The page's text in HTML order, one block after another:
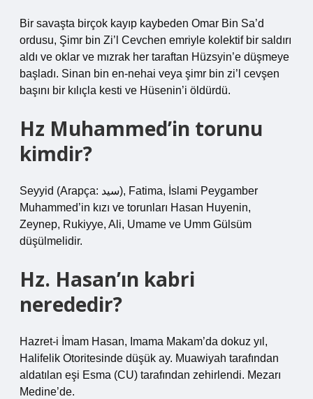
Bir savaşta birçok kayıp kaybeden Omar Bin Sa’d
ordusu, Şimr bin Zi’l Cevchen emriyle kolektif bir saldırı
aldı ve oklar ve mızrak her taraftan Hüzsyin’e düşmeye
başladı. Sinan bin en-nehai veya şimr bin zi’l cevşen
başını bir kılıçla kesti ve Hüsenin’i öldürdü.
Hz Muhammed’in torunu
kimdir?
Seyyid (Arapça: سيد), Fatima, İslami Peygamber
Muhammed’in kızı ve torunları Hasan Huyenin,
Zeynep, Rukiyye, Ali, Umame ve Umm Gülsüm
düşülmelidir.
Hz. Hasan’ın kabri
nerededir?
Hazret-i İmam Hasan, Imama Makam’da dokuz yıl,
Halifelik Otoritesinde düşük ay. Muawiyah tarafından
aldatılan eşi Esma (CU) tarafından zehirlendi. Mezarı
Medine’de.